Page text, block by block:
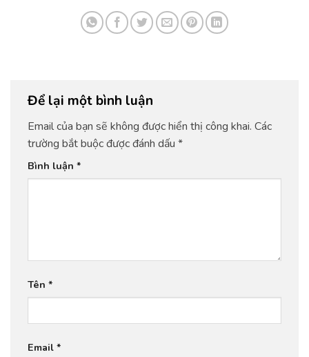
Để lại một bình luận
Email của bạn sẽ không được hiển thị công khai. Các
trường bắt buộc được đánh dấu *
Bình luận *
Tên *
Email *